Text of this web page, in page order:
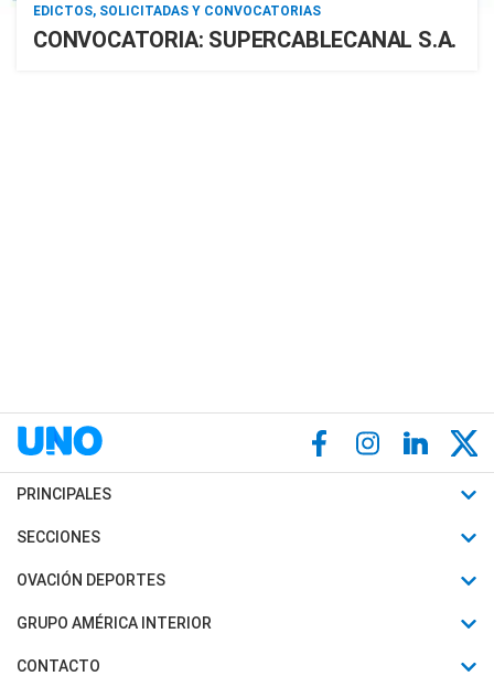
EDICTOS, SOLICITADAS Y CONVOCATORIAS
CONVOCATORIA: SUPERCABLECANAL S.A.
PRINCIPALES
Últimas Noticias
Política
Judiciales
SECCIONES
Horóscopo
Motores
OVACIÓN DEPORTES
Fútbol
Mundial
GRUPO AMÉRICA INTERIOR
Canal 7 en Vivo
CONTACTO